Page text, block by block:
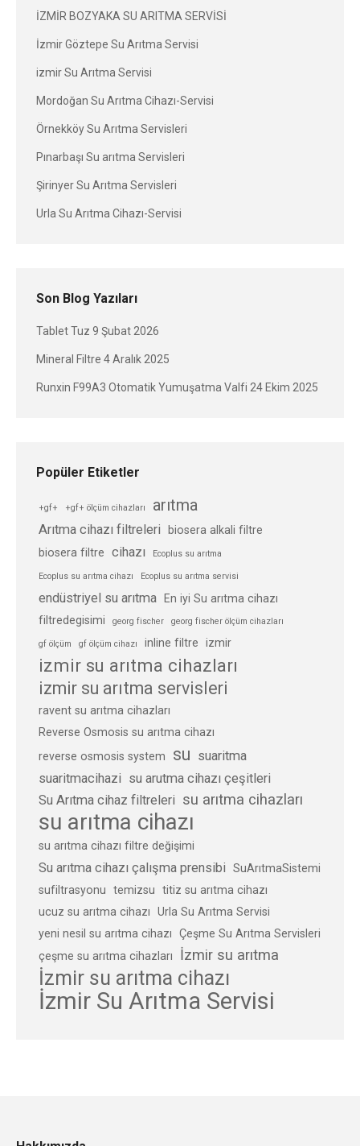
İZMİR BOZYAKA SU ARITMA SERVİSİ
İzmir Göztepe Su Arıtma Servisi
izmir Su Arıtma Servisi
Mordoğan Su Arıtma Cihazı-Servisi
Örnekköy Su Arıtma Servisleri
Pınarbaşı Su arıtma Servisleri
Şirinyer Su Arıtma Servisleri
Urla Su Arıtma Cihazı-Servisi
Son Blog Yazıları
Tablet Tuz 9 Şubat 2026
Mineral Filtre 4 Aralık 2025
Runxin F99A3 Otomatik Yumuşatma Valfi 24 Ekim 2025
Popüler Etiketler
+gf+ +gf+ ölçüm cihazları arıtma
Arıtma cihazı filtreleri
biosera alkali filtre
biosera filtre
cihazı Ecoplus su arıtma
Ecoplus su arıtma cihazı Ecoplus su arıtma servisi
endüstriyel su arıtma
En iyi Su arıtma cihazı
filtredegisimi
georg fischer georg fischer ölçüm cihazları
gf ölçüm gf ölçüm cihazı inline filtre izmir
izmir su arıtma cihazları
izmir su arıtma servisleri
ravent su arıtma cihazları
Reverse Osmosis su arıtma cihazı
reverse osmosis system
su suaritma
suaritmacihazi su arutma cihazı çeşitleri
Su Arıtma cihaz filtreleri su arıtma cihazları
su arıtma cihazı
su arıtma cihazı filtre değişimi
Su arıtma cihazı çalışma prensibi
SuArıtmaSistemi
sufiltrasyonu
temizsu
titiz su arıtma cihazı
ucuz su arıtma cihazı
Urla Su Arıtma Servisi
yeni nesil su arıtma cihazı
Çeşme Su Arıtma Servisleri
çeşme su arıtma cihazları
İzmir su arıtma
İzmir su arıtma cihazı
İzmir Su Arıtma Servisi